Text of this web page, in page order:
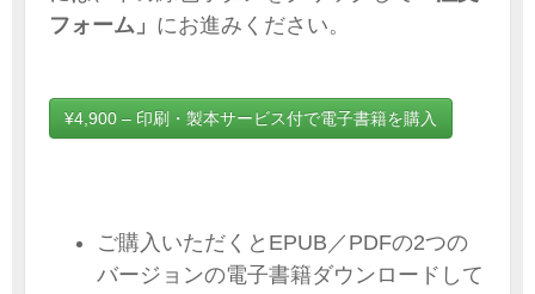
フォーム」 にお進みください。
¥4,900 – 印刷・製本サービス付で電子書籍を購入
ご購入いただくとEPUB／PDFの2つの
バージョンの電子書籍ダウンロードして